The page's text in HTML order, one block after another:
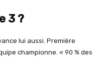
3 ?
lui aussi. Première
championne. « 90 % des